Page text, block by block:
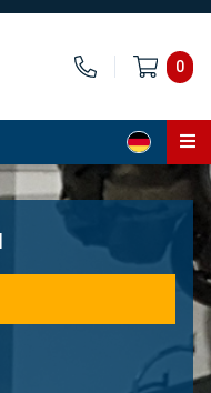
0
Home
Über uns
Volvo Verkaufen?